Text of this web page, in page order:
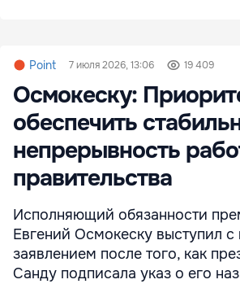
Point 7 июля 2026, 13:06 19 409
Осмокеску:
обеспечить
непрерывность
правительства
Исполняющий обязанности
Евгений Осмокеску выступил
заявлением после того, как
Санду подписала указ о его